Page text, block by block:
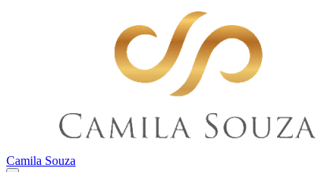
Camila Souza